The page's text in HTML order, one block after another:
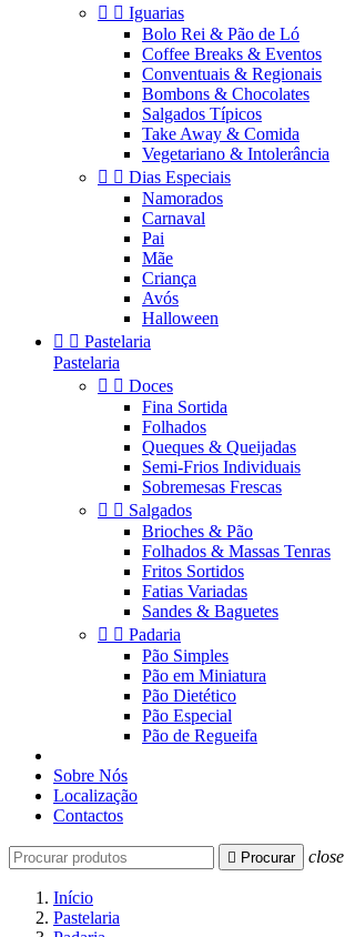
  Iguarias
Bolo Rei & Pão de Ló
Coffee Breaks & Eventos
Conventuais & Regionais
Bombons & Chocolates
Salgados Típicos
Take Away & Comida
Vegetariano & Intolerância
  Dias Especiais
Namorados
Carnaval
Pai
Mãe
Criança
Avós
Halloween
  Pastelaria
Pastelaria
  Doces
Fina Sortida
Folhados
Queques & Queijadas
Semi-Frios Individuais
Sobremesas Frescas
  Salgados
Brioches & Pão
Folhados & Massas Tenras
Fritos Sortidos
Fatias Variadas
Sandes & Baguetes
  Padaria
Pão Simples
Pão em Miniatura
Pão Dietético
Pão Especial
Pão de Regueifa
Sobre Nós
Localização
Contactos
 Procurar close
Início
Pastelaria